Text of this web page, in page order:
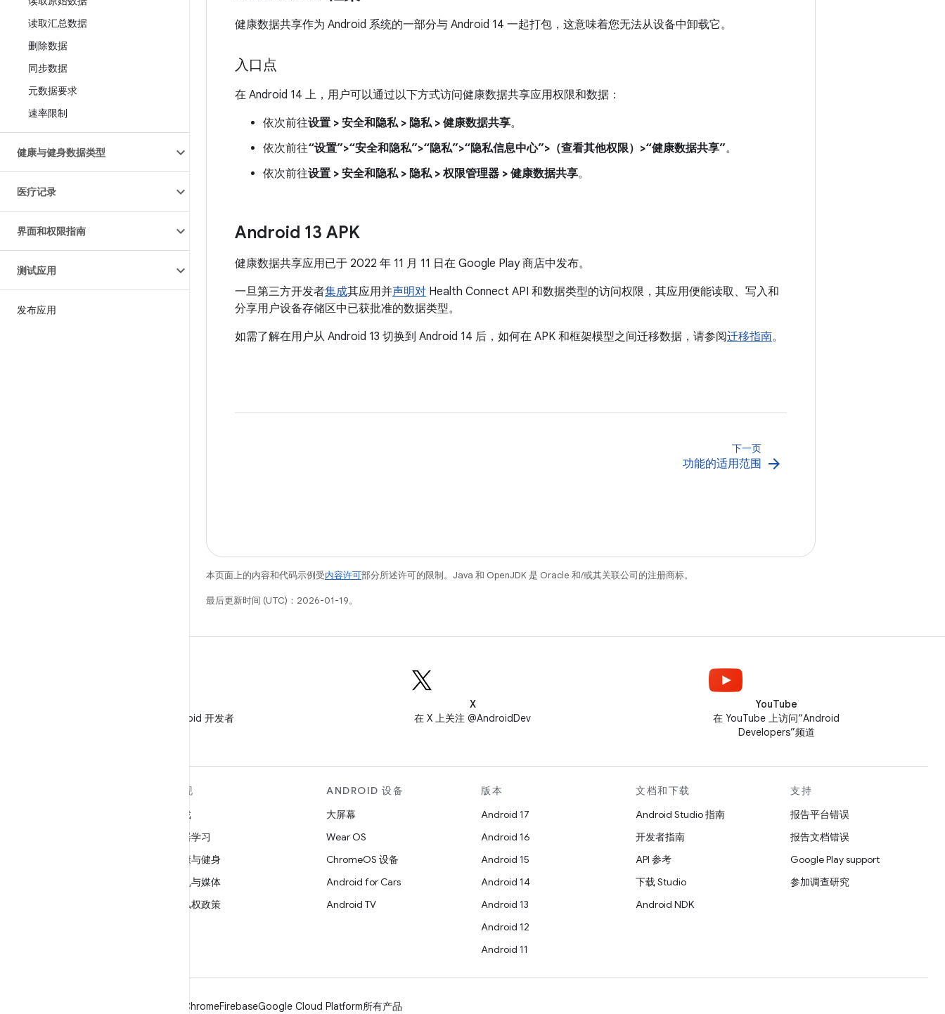
读取汇总数据
删除数据
同步数据
元数据要求
速率限制
健康与健身数据类型
医疗记录
界面和权限指南
测试应用
发布应用
健康数据共享作为 Android 系统的一部分与 Android 14 一起打包，这意味着您无法从设备中卸载它。
入口点
在 Android 14 上，用户可以通过以下方式访问健康数据共享应用权限和数据：
依次前往设置 > 安全和隐私 > 隐私 > 健康数据共享。
依次前往“设置”>“安全和隐私”>“隐私”>“隐私信息中心”>（查看其他权限）>“健康数据共享”。
依次前往设置 > 安全和隐私 > 隐私 > 权限管理器 > 健康数据共享。
Android 13 APK
健康数据共享应用已于 2022 年 11 月 11 日在 Google Play 商店中发布。
一旦第三方开发者集成其应用并声明对 Health Connect API 和数据类型的访问权限，其应用便能读取、写入和
分享用户设备存储区中已获批准的数据类型。
如需了解在用户从 Android 13 切换到 Android 14 后，如何在 APK 和框架模型之间迁移数据，请参阅迁移指南。
下一页
功能的适用范围 arrow_forward
本页面上的内容和代码示例受内容许可部分所述许可的限制。Java 和 OpenJDK 是 Oracle 和/或其关联公司的注册商标。
最后更新时间 (UTC)：2026-01-19。
在微信中关注 Android 开发者
X
在 X 上关注 @AndroidDev
YouTube
在 YouTube 上访问“Android
Developers”频道
发现
游戏
机器学习
健康与健身
相机与媒体
隐私权政策
ANDROID 设备
大屏幕
Wear OS
ChromeOS 设备
Android for Cars
Android TV
版本
Android 17
Android 16
Android 15
Android 14
Android 13
Android 12
Android 11
文档和下载
Android Studio 指南
开发者指南
API 参考
下载 Studio
Android NDK
支持
报告平台错误
报告文档错误
Google Play support
参加调查研究
ChromeFirebaseGoogle Cloud Platform所有产品